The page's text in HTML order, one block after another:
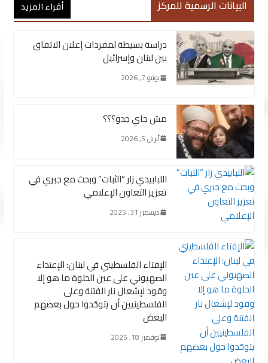
البيانات الرسمية للمركز أقراء المزيد
دراسة بسيطة لمفردات إعلان الاتفاق
بين لبنان وإسرائيل
يونيو 7, 2026
مش جاي جدو؟؟؟
أبريل 5, 2026
اللبابيدي زار “الثبات” وبحث مع جبري في
تعزيز التعاون الإعلامي
ديسمبر 31, 2025
الإفتاء الفلسطيني في لبنان: الإعتداء
الصهيوني على عين الحلوة ما هو إلا
وقود لإشعال نار الفتنة وعلى
الفلسطينيين أن يتوحّدوا حول بعضهم
البعض
نوفمبر 18, 2025